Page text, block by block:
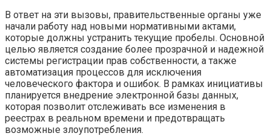
В ответ на эти вызовы, правительственные органы уже
начали работу над новыми нормативными актами,
которые должны устранить текущие пробелы. Основной
целью является создание более прозрачной и надежной
системы регистрации прав собственности, а также
автоматизация процессов для исключения
человеческого фактора и ошибок. В рамках инициативы
планируется внедрение электронной базы данных,
которая позволит отслеживать все изменения в
реестрах в реальном времени и предотвращать
возможные злоупотребления.